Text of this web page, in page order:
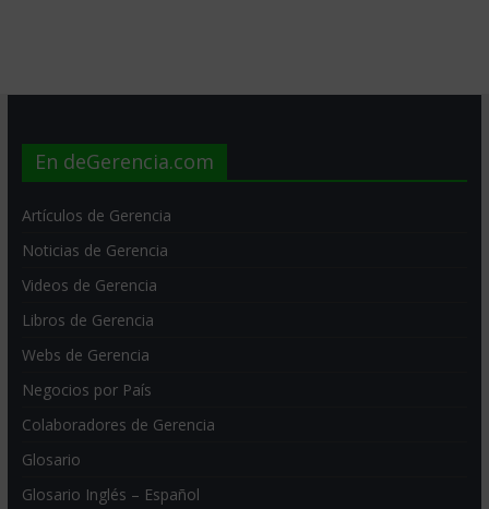
En deGerencia.com
Artículos de Gerencia
Noticias de Gerencia
Videos de Gerencia
Libros de Gerencia
Webs de Gerencia
Negocios por País
Colaboradores de Gerencia
Glosario
Glosario Inglés – Español